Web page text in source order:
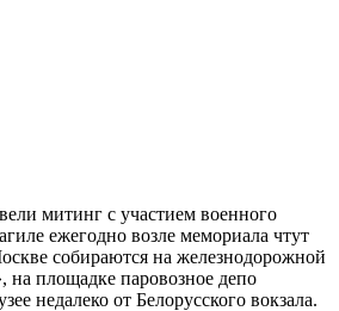
митинг с участием военного
ежегодно возле мемориала чтут
собираются на железнодорожной
на площадке паровозное депо
недалеко от Белорусского вокзала.